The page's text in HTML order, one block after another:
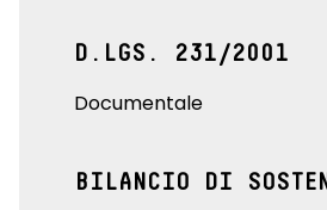
D.LGS. 231/2001
Documentale
BILANCIO DI